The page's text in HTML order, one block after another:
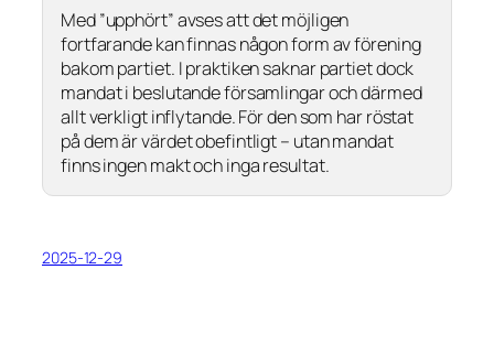
Med ”upphört” avses att det möjligen
fortfarande kan finnas någon form av förening
bakom partiet. I praktiken saknar partiet dock
mandat i beslutande församlingar och därmed
allt verkligt inflytande. För den som har röstat
på dem är värdet obefintligt – utan mandat
finns ingen makt och inga resultat.
2025-12-29